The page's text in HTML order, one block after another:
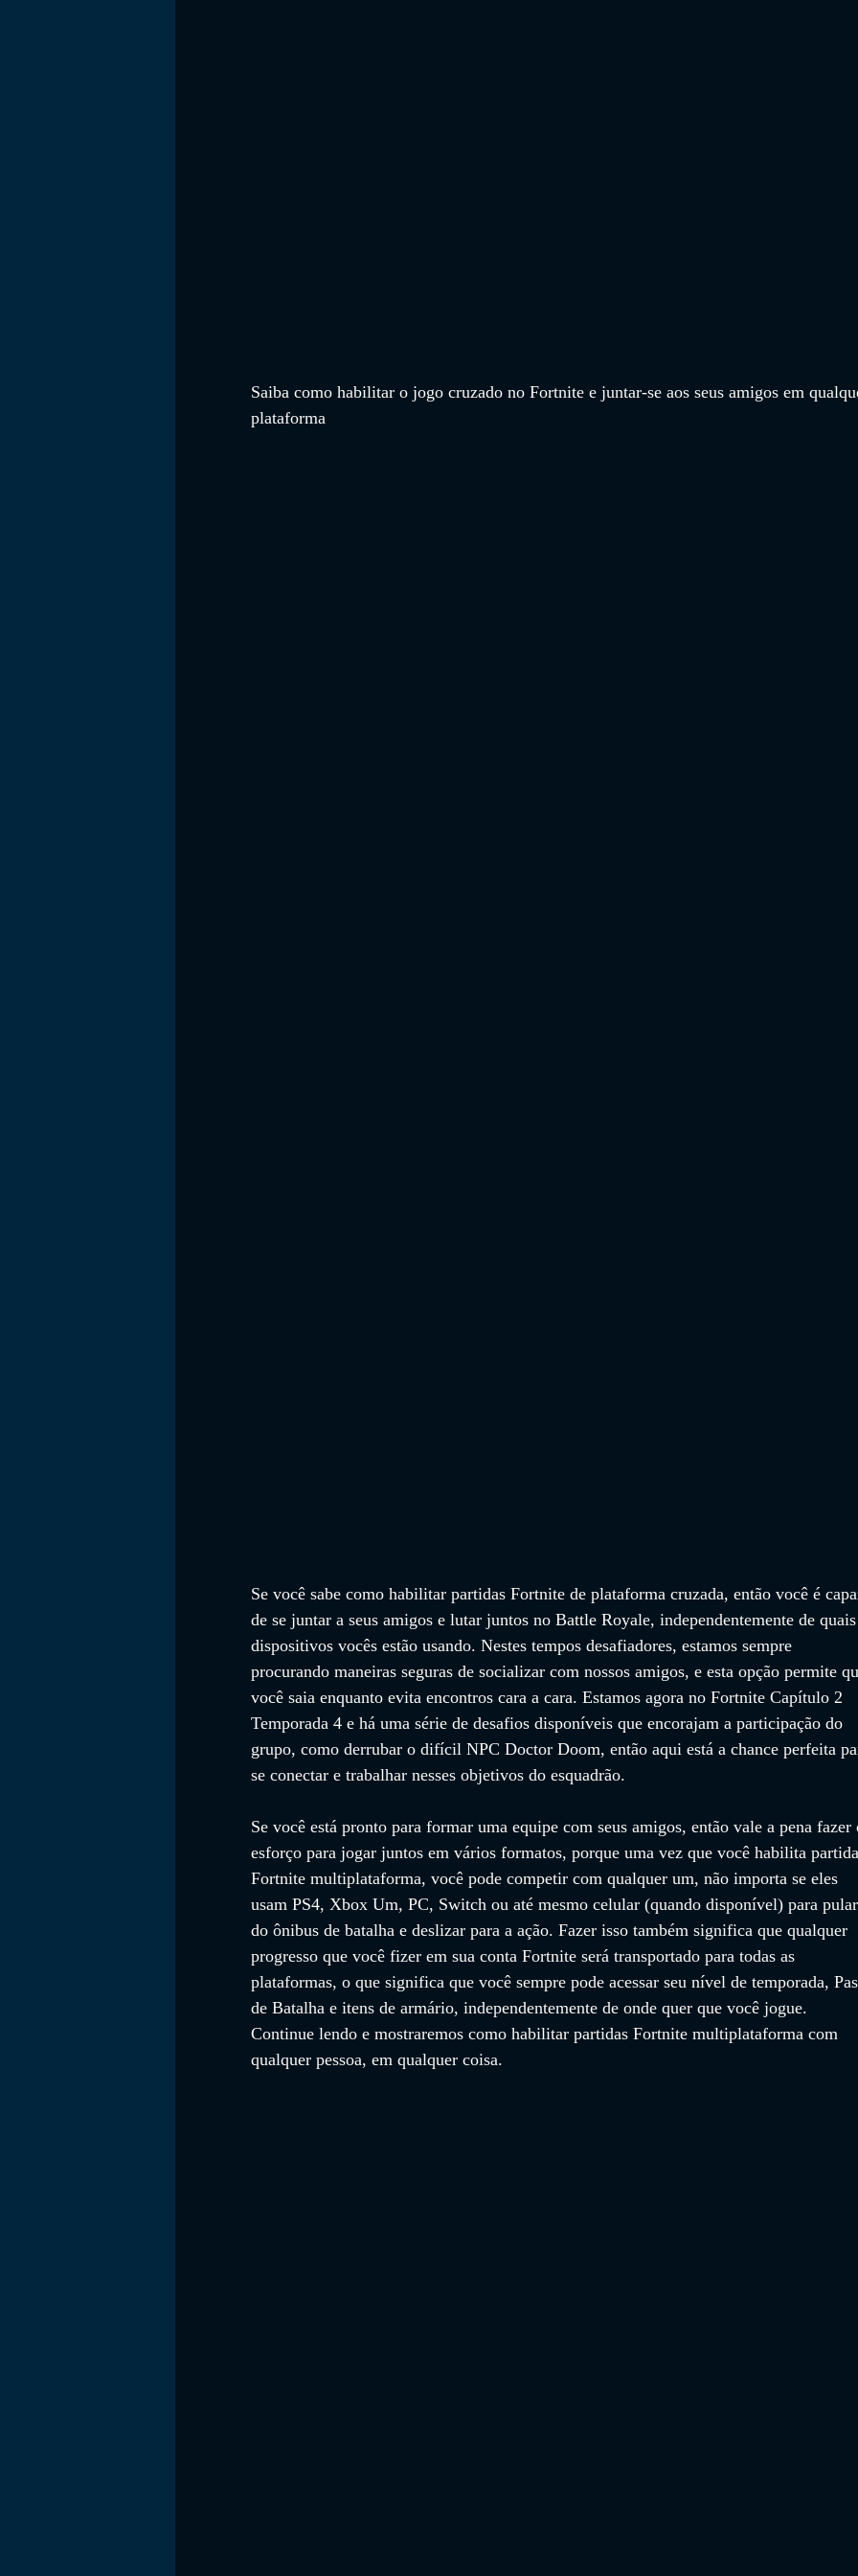
Saiba como habilitar o jogo cruzado no Fortnite e juntar-se aos seus amigos em
plataforma
Se você sabe como habilitar partidas Fortnite de plataforma cruzada, então você é
de se juntar a seus amigos e lutar juntos no Battle Royale, independentemente de
dispositivos vocês estão usando. Nestes tempos desafiadores, estamos sempre
procurando maneiras seguras de socializar com nossos amigos, e esta opção permite
você saia enquanto evita encontros cara a cara. Estamos agora no Fortnite Capítulo 2
Temporada 4 e há uma série de desafios disponíveis que encorajam a participação do
grupo, como derrubar o difícil NPC Doctor Doom, então aqui está a chance perfeita
se conectar e trabalhar nesses objetivos do esquadrão.
Se você está pronto para formar uma equipe com seus amigos, então vale a pena
esforço para jogar juntos em vários formatos, porque uma vez que você habilita
Fortnite multiplataforma, você pode competir com qualquer um, não importa se eles
usam PS4, Xbox Um, PC, Switch ou até mesmo celular (quando disponível) para
do ônibus de batalha e deslizar para a ação. Fazer isso também significa que qualquer
progresso que você fizer em sua conta Fortnite será transportado para todas as
plataformas, o que significa que você sempre pode acessar seu nível de temporada,
de Batalha e itens de armário, independentemente de onde quer que você jogue.
Continue lendo e mostraremos como habilitar partidas Fortnite multiplataforma com
qualquer pessoa, em qualquer coisa.